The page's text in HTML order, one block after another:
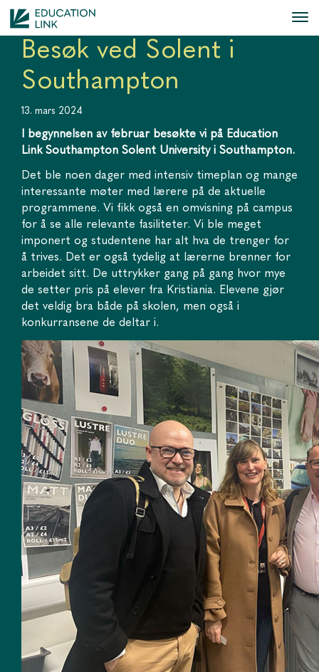
Besøk ved Solent i
Southampton
13. mars 2024
I begynnelsen av februar besøkte vi på Education
Link Southampton Solent University i Southampton.
Det ble noen dager med intensiv timeplan og mange
interessante møter med lærere på de aktuelle
programmene. Vi fikk også en omvisning på campus
for å se alle relevante fasiliteter. Vi ble meget
imponert og studentene har alt hva de trenger for
å trives. Det er også tydelig at lærerne brenner for
arbeidet sitt. De uttrykker gang på gang hvor mye
de setter pris på elever fra Kristiania. Elevene gjør
det veldig bra både på skolen, men også i
konkurransene de deltar i.